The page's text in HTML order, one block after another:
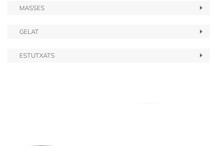
MASSES
GELAT
ESTUTXATS